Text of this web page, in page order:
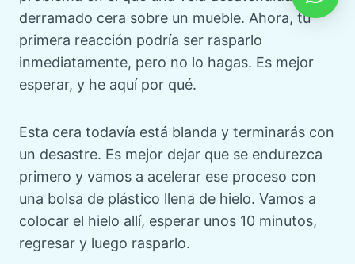
derramado cera sobre un mueble. Ahora, tu
primera reacción podría ser rasparlo
inmediatamente, pero no lo hagas. Es mejor
esperar, y he aquí por qué.
Esta cera todavía está blanda y terminarás con
un desastre. Es mejor dejar que se endurezca
primero y vamos a acelerar ese proceso con
una bolsa de plástico llena de hielo. Vamos a
colocar el hielo allí, esperar unos 10 minutos,
regresar y luego rasparlo.